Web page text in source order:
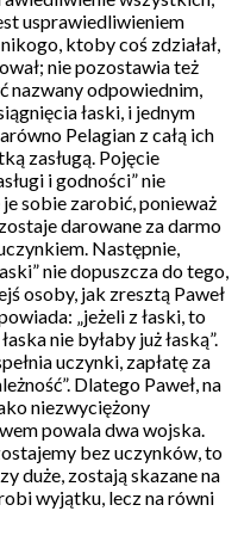
usprawiedliwieniem
ktoby coś zdziałał,
nie pozostawia też
nazwany odpowiednim,
łaski, i jednym
Pelagian z całą ich
zasługą. Pojęcie
i godności” nie
sobie zarobić, ponieważ
darowane za darmo
Następnie,
nie dopuszcza do tego,
osoby, jak zresztą Paweł
„jeżeli z łaski, to
nie byłaby już łaską”.
uczynki, zapłatę za
Dlatego Paweł, na
niezwyciężony
powala dwa wojska.
bez uczynków, to
duże, zostają skazane na
wyjątku, lecz na równi